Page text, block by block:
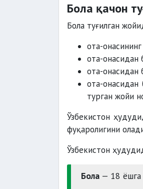
Бола қачон
Бола туғилган
ота-
ота-онасидан
ота-онасидан
ота-
турган жойи
Ўзбекистон
фуқаролигини
Ўзбекистон
Бола — 18 ёшга